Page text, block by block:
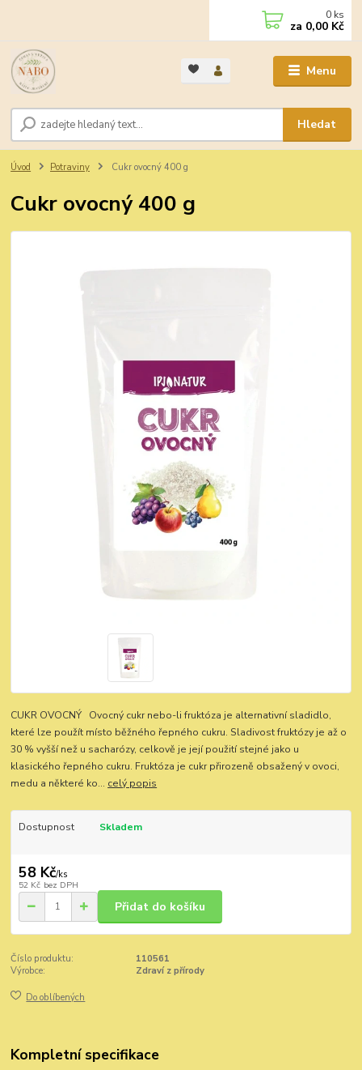
Menu
Hledat
0 ks
za 0,00 Kč
Úvod Potraviny Cukr ovocný 400 g
Cukr ovocný 400 g
CUKR OVOCNÝ Ovocný cukr nebo-li fruktóza je alternativní sladidlo,
které lze použít místo běžného řepného cukru. Sladivost fruktózy je až o
30 % vyšší než u sacharózy, celkově je její použití stejné jako u
klasického řepného cukru. Fruktóza je cukr přirozeně obsažený v ovoci,
medu a některé ko... celý popis
Dostupnost Skladem
58 Kč/ks
52 Kč bez DPH
Přidat do košíku
Číslo produktu:
110561
Výrobce:
Zdraví z přírody
Do oblíbených
Kompletní specifikace